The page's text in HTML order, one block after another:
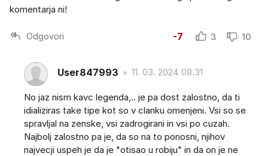
komentarja ni!
Odgovori -7 3 10
User847993 11. 03. 2024 08.31
No jaz nism kavc legenda,.. je pa dost zalostno, da ti
idializiras take tipe kot so v clanku omenjeni. Vsi so se
spravljal na zenske, vsi zadrogirani in vsi po cuzah.
Najbolj zalostno pa je, da so na to ponosni, njihov
najvecji uspeh je da je "otisao u robiju" in da on je ne